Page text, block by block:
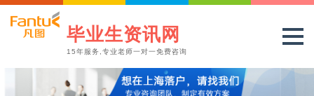
毕业生资讯网
15年服务,专业老师一对一免费咨询